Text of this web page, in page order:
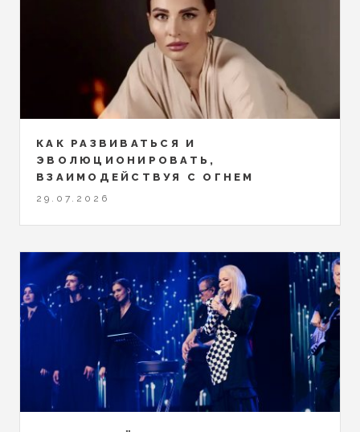
КАК РАЗВИВАТЬСЯ И
ЭВОЛЮЦИОНИРОВАТЬ,
ВЗАИМОДЕЙСТВУЯ С ОГНЕМ
29.07.2026